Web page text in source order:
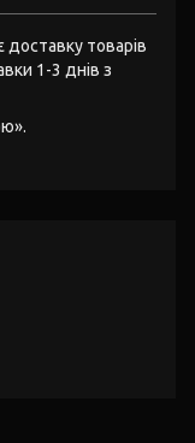
товарів
1-3 днів з